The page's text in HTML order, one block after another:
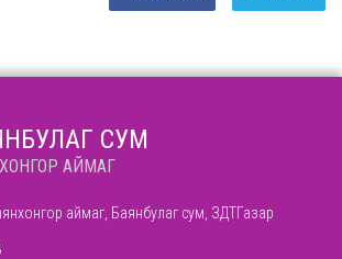
СУМ
АЙМАГ
аймаг, Баянбулаг сум, ЗДТГазар